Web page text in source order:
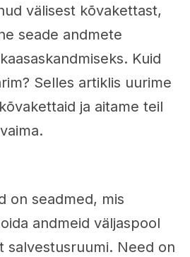
välisest kõvakettast,
seade andmete
Kuid
Selles artiklis uurime
ja aitame teil
on seadmed, mis
andmeid väljaspool
salvestusruumi. Need on